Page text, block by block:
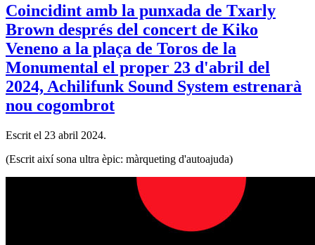
Coincidint amb la punxada de Txarly
Brown després del concert de Kiko
Veneno a la plaça de Toros de la
Monumental el proper 23 d'abril del
2024, Achilifunk Sound System estrenarà
nou cogombrot
Escrit el 23 abril 2024.
(Escrit així sona ultra èpic: màrqueting d'autoajuda)